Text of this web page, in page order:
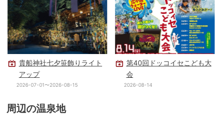
貴船神社七夕笹飾りライト
アップ
2026-07-01〜2026-08-15
第40回ドッコイセこども大
会
2026-08-14
周辺の温泉地